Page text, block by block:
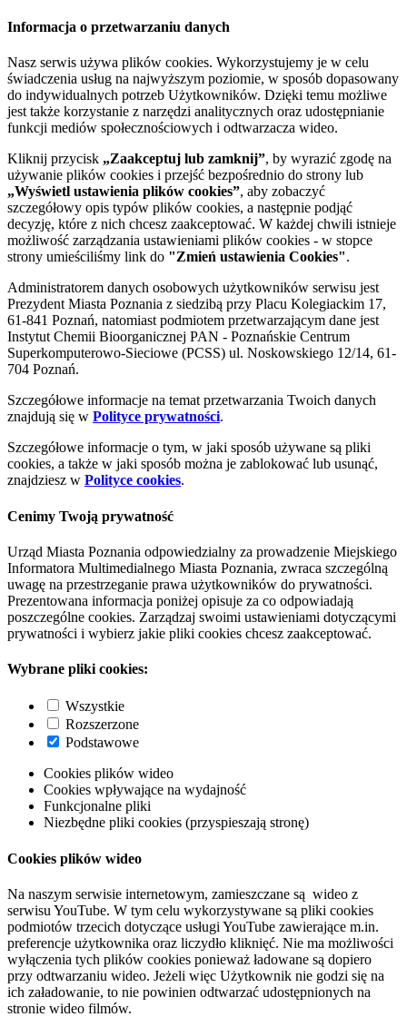
Informacja o przetwarzaniu danych
Nasz serwis używa plików cookies. Wykorzystujemy je w celu
świadczenia usług na najwyższym poziomie, w sposób dopasowany
do indywidualnych potrzeb Użytkowników. Dzięki temu możliwe
jest także korzystanie z narzędzi analitycznych oraz udostępnianie
funkcji mediów społecznościowych i odtwarzacza wideo.
Kliknij przycisk „Zaakceptuj lub zamknij”, by wyrazić zgodę na
używanie plików cookies i przejść bezpośrednio do strony lub
„Wyświetl ustawienia plików cookies”, aby zobaczyć
szczegółowy opis typów plików cookies, a następnie podjąć
decyzję, które z nich chcesz zaakceptować. W każdej chwili istnieje
możliwość zarządzania ustawieniami plików cookies - w stopce
strony umieściliśmy link do "Zmień ustawienia Cookies".
Administratorem danych osobowych użytkowników serwisu jest
Prezydent Miasta Poznania z siedzibą przy Placu Kolegiackim 17,
61-841 Poznań, natomiast podmiotem przetwarzającym dane jest
Instytut Chemii Bioorganicznej PAN - Poznańskie Centrum
Superkomputerowo-Sieciowe (PCSS) ul. Noskowskiego 12/14, 61-
704 Poznań.
Szczegółowe informacje na temat przetwarzania Twoich danych
znajdują się w Polityce prywatności.
Szczegółowe informacje o tym, w jaki sposób używane są pliki
cookies, a także w jaki sposób można je zablokować lub usunąć,
znajdziesz w Polityce cookies.
Cenimy Twoją prywatność
Urząd Miasta Poznania odpowiedzialny za prowadzenie Miejskiego
Informatora Multimedialnego Miasta Poznania, zwraca szczególną
uwagę na przestrzeganie prawa użytkowników do prywatności.
Prezentowana informacja poniżej opisuje za co odpowiadają
poszczególne cookies. Zarządzaj swoimi ustawieniami dotyczącymi
prywatności i wybierz jakie pliki cookies chcesz zaakceptować.
Wybrane pliki cookies:
Wszystkie
Rozszerzone
Podstawowe
Cookies plików wideo
Cookies wpływające na wydajność
Funkcjonalne pliki
Niezbędne pliki cookies (przyspieszają stronę)
Cookies plików wideo
Na naszym serwisie internetowym, zamieszczane są wideo z
serwisu YouTube. W tym celu wykorzystywane są pliki cookies
podmiotów trzecich dotyczące usługi YouTube zawierające m.in.
preferencje użytkownika oraz liczydło kliknięć. Nie ma możliwości
wyłączenia tych plików cookies ponieważ ładowane są dopiero
przy odtwarzaniu wideo. Jeżeli więc Użytkownik nie godzi się na
ich załadowanie, to nie powinien odtwarzać udostępnionych na
stronie wideo filmów.